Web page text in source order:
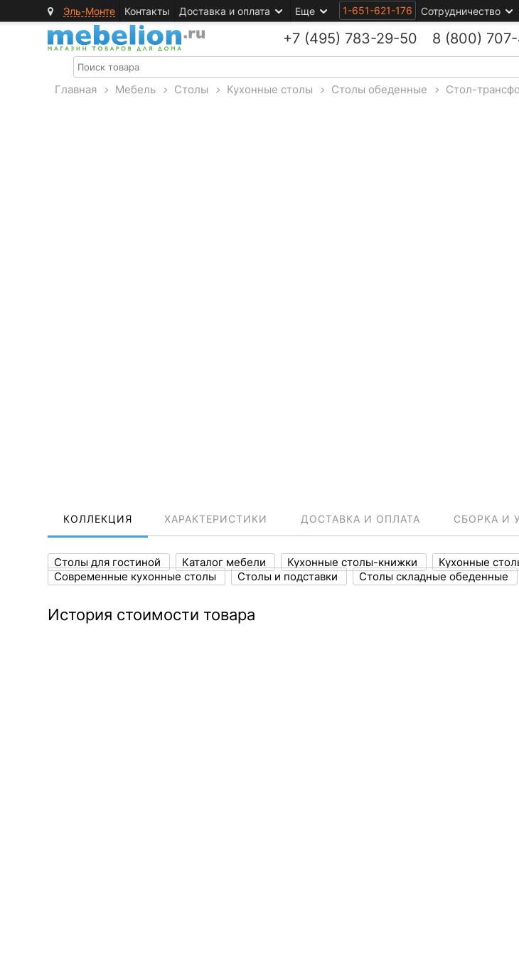
Эль-Монте Контакты Доставка и оплата Еще 1-651-621-176 Сотрудничество
+7 (495) 783-29-50 8 (800)
Главная > Мебель > Столы > Кухонные столы > Столы обеденные > Стол-
КОЛЛЕКЦИЯ ХАРАКТЕРИСТИКИ ДОСТАВКА И ОПЛАТА СБОРКА И
Столы для гостиной Каталог мебели Кухонные столы-книжки Кухонные
Современные кухонные столы
Столы и подставки Столы складные обеденные
История стоимости товара